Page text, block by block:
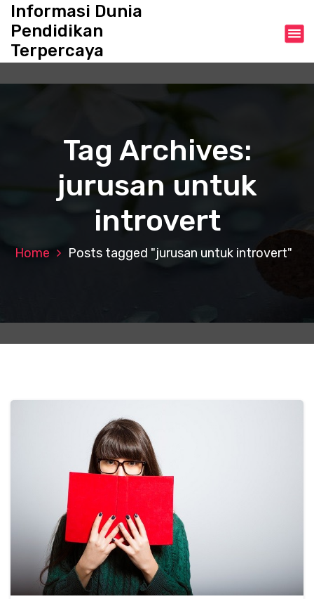
o
Informasi Dunia
Pendidikan
Terpercaya
Tag Archives:
jurusan untuk
introvert
Home Posts tagged "jurusan untuk introvert"